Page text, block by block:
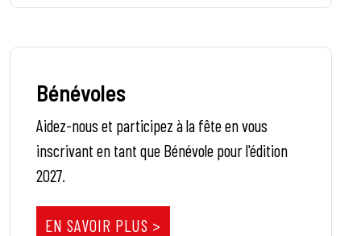
Bénévoles
Aidez-nous et participez à la fête en vous
inscrivant en tant que Bénévole pour l'édition
2027.
EN SAVOIR PLUS >